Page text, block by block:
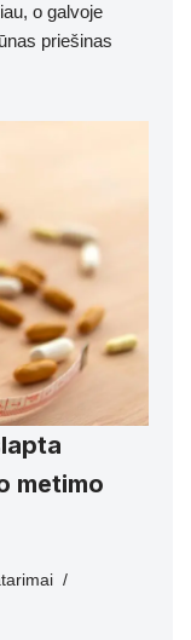
o galvoje
priešinas
metimo